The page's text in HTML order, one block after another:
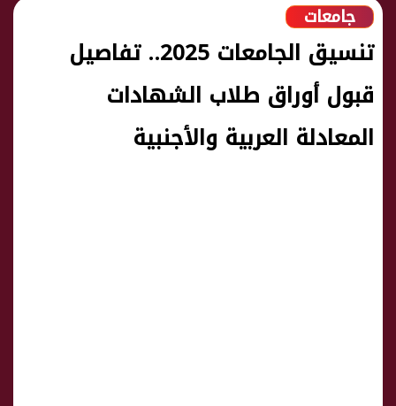
جامعات
تنسيق الجامعات 2025.. تفاصيل
قبول أوراق طلاب الشهادات
المعادلة العربية والأجنبية